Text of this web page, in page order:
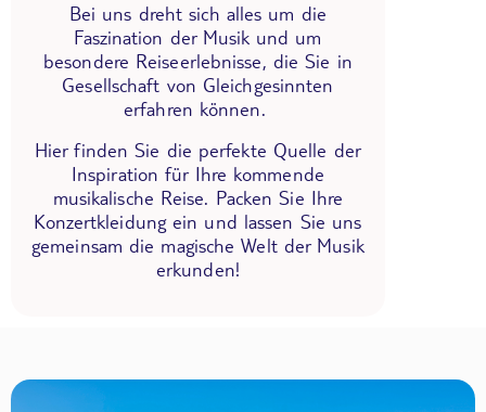
Bei uns dreht sich alles um die
Faszination der Musik und um
besondere Reiseerlebnisse, die Sie in
Gesellschaft von Gleichgesinnten
erfahren können.
Hier finden Sie die perfekte Quelle der
Inspiration für Ihre kommende
musikalische Reise. Packen Sie Ihre
Konzertkleidung ein und lassen Sie uns
gemeinsam die magische Welt der Musik
erkunden!